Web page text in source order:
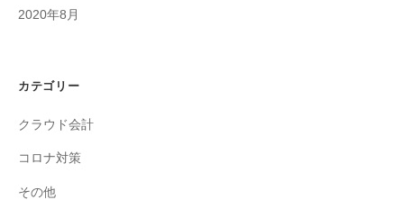
2020年8月
カテゴリー
クラウド会計
コロナ対策
その他